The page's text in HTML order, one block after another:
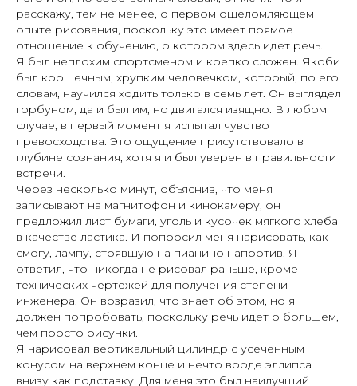
расскажу, тем не менее, о первом ошеломляющем
опыте рисования, поскольку это имеет прямое
отношение к обучению, о котором здесь идет речь.
Я был неплохим спортсменом и крепко сложен. Якоби
был крошечным, хрупким человечком, который, по его
словам, научился ходить только в семь лет. Он выглядел
горбуном, да и был им, но двигался изящно. В любом
случае, в первый момент я испытал чувство
превосходства. Это ощущение присутствовало в
глубине сознания, хотя я и был уверен в правильности
встречи.
Через несколько минут, объяснив, что меня
записывают на магнитофон и кинокамеру, он
предложил лист бумаги, уголь и кусочек мягкого хлеба
в качестве ластика. И попросил меня нарисовать, как
смогу, лампу, стоявшую на пианино напротив. Я
ответил, что никогда не рисовал раньше, кроме
технических чертежей для получения степени
инженера. Он возразил, что знает об этом, но я
должен попробовать, поскольку речь идет о большем,
чем просто рисунки.
Я нарисовал вертикальный цилиндр с усеченным
конусом на верхнем конце и нечто вроде эллипса
внизу как подставку. Для меня это был наилучший